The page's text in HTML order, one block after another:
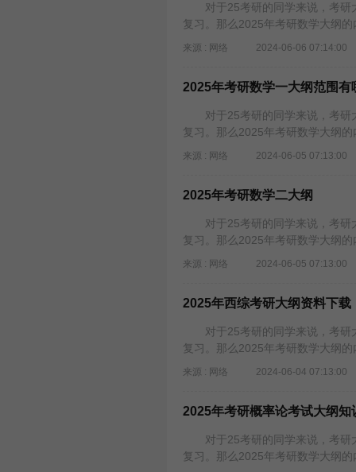
对于25考研的同学来说，考研
复习。那么2025年考研数学大纲的
来源 : 网络 2024-06-06 07:14:00
2025年考研数学一大纲范围有
对于25考研的同学来说，考研
复习。那么2025年考研数学大纲的
来源 : 网络 2024-06-05 07:13:00
2025年考研数学二大纲
对于25考研的同学来说，考研
复习。那么2025年考研数学大纲的
来源 : 网络 2024-06-05 07:13:00
2025年西综考研大纲资料下载
对于25考研的同学来说，考研
复习。那么2025年考研数学大纲的
来源 : 网络 2024-06-04 07:13:00
2025年考研概率论考试大纲知
对于25考研的同学来说，考研
复习。那么2025年考研数学大纲的